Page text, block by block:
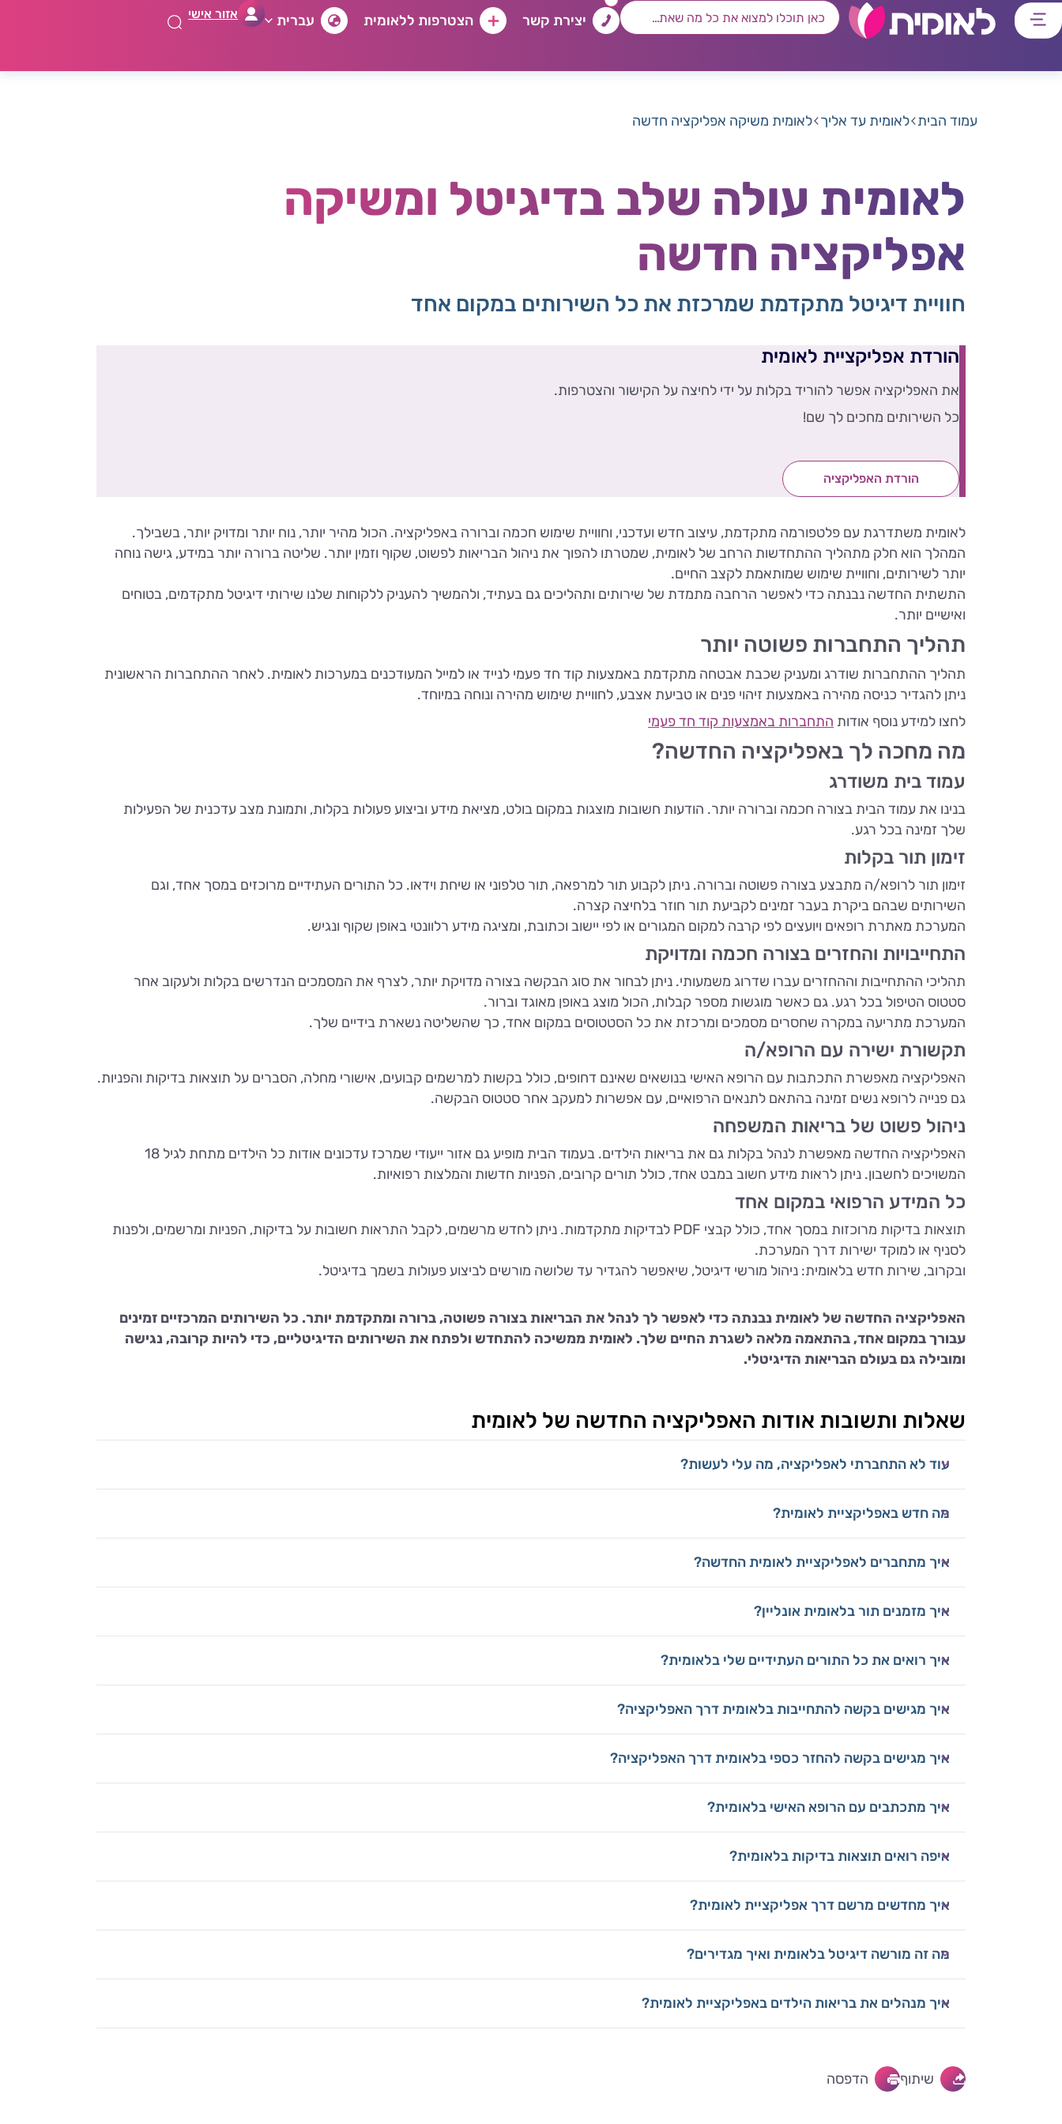
דלג
דלג
דלג
דלג
יצירת קשר הצטרפות ללאומית עברית אזור אישי
עמוד הבית לאומית עד אליך לאומית משיקה אפליקציה חדשה
לאומית עולה שלב בדיגיטל ומשיקה
אפליקציה חדשה
חוויית דיגיטל מתקדמת שמרכזת את כל השירותים במקום אחד
הורדת אפליקציית לאומית
את האפליקציה אפשר להוריד בקלות על ידי לחיצה על הקישור והצטרפות.
כל השירותים מחכים לך שם!
הורדת האפליקציה
לאומית משתדרגת עם פלטפורמה מתקדמת, עיצוב חדש ועדכני, וחוויית שימוש חכמה וברורה באפליקציה. הכול מהיר יותר, נוח יותר ומדויק יותר, בשבילך.
המהלך הוא חלק מתהליך ההתחדשות הרחב של לאומית, שמטרתו להפוך את ניהול הבריאות לפשוט, שקוף וזמין יותר. שליטה ברורה יותר במידע, גישה נוחה
יותר לשירותים, וחוויית שימוש שמותאמת לקצב החיים.
התשתית החדשה נבנתה כדי לאפשר הרחבה מתמדת של שירותים ותהליכים גם בעתיד, ולהמשיך להעניק ללקוחות שלנו שירותי דיגיטל מתקדמים, בטוחים
ואישיים יותר.
תהליך התחברות פשוטה יותר
תהליך ההתחברות שודרג ומעניק שכבת אבטחה מתקדמת באמצעות קוד חד פעמי לנייד או למייל המעודכנים במערכות לאומית. לאחר ההתחברות הראשונית
ניתן להגדיר כניסה מהירה באמצעות זיהוי פנים או טביעת אצבע, לחוויית שימוש מהירה ונוחה במיוחד.
לחצו למידע נוסף אודות התחברות באמצעות קוד חד פעמי
מה מחכה לך באפליקציה החדשה?
עמוד בית משודרג
בנינו את עמוד הבית בצורה חכמה וברורה יותר. הודעות חשובות מוצגות במקום בולט, מציאת מידע וביצוע פעולות בקלות, ותמונת מצב עדכנית של הפעילות
שלך זמינה בכל רגע.
זימון תור בקלות
זימון תור לרופא/ה מתבצע בצורה פשוטה וברורה. ניתן לקבוע תור למרפאה, תור טלפוני או שיחת וידאו. כל התורים העתידיים מרוכזים במסך אחד, וגם
השירותים שבהם ביקרת בעבר זמינים לקביעת תור חוזר בלחיצה קצרה.
המערכת מאתרת רופאים ויועצים לפי קרבה למקום המגורים או לפי יישוב וכתובת, ומציגה מידע רלוונטי באופן שקוף ונגיש.
התחייבויות והחזרים בצורה חכמה ומדויקת
תהליכי ההתחייבות וההחזרים עברו שדרוג משמעותי. ניתן לבחור את סוג הבקשה בצורה מדויקת יותר, לצרף את המסמכים הנדרשים בקלות ולעקוב אחר
סטטוס הטיפול בכל רגע. גם כאשר מוגשות מספר קבלות, הכול מוצג באופן מאוגד וברור.
המערכת מתריעה במקרה שחסרים מסמכים ומרכזת את כל הסטטוסים במקום אחד, כך שהשליטה נשארת בידיים שלך.
תקשורת ישירה עם הרופא/ה
האפליקציה מאפשרת התכתבות עם הרופא האישי בנושאים שאינם דחופים, כולל בקשות למרשמים קבועים, אישורי מחלה, הסברים על תוצאות בדיקות והפניות.
גם פנייה לרופא נשים זמינה בהתאם לתנאים הרפואיים, עם אפשרות למעקב אחר סטטוס הבקשה.
ניהול פשוט של בריאות המשפחה
האפליקציה החדשה מאפשרת לנהל בקלות גם את בריאות הילדים. בעמוד הבית מופיע גם אזור ייעודי שמרכז עדכונים אודות כל הילדים מתחת לגיל 18
המשויכים לחשבון. ניתן לראות מידע חשוב במבט אחד, כולל תורים קרובים, הפניות חדשות והמלצות רפואיות.
כל המידע הרפואי במקום אחד
תוצאות בדיקות מרוכזות במסך אחד, כולל קבצי PDF לבדיקות מתקדמות. ניתן לחדש מרשמים, לקבל התראות חשובות על בדיקות, הפניות ומרשמים, ולפנות
לסניף או למוקד ישירות דרך המערכת.
ובקרוב, שירות חדש בלאומית: ניהול מורשי דיגיטל, שיאפשר להגדיר עד שלושה מורשים לביצוע פעולות בשמך בדיגיטל.
האפליקציה החדשה של לאומית נבנתה כדי לאפשר לך לנהל את הבריאות בצורה פשוטה, ברורה ומתקדמת יותר. כל השירותים המרכזיים זמינים
עבורך במקום אחד, בהתאמה מלאה לשגרת החיים שלך. לאומית ממשיכה להתחדש ולפתח את השירותים הדיגיטליים, כדי להיות קרובה, נגישה
ומובילה גם בעולם הבריאות הדיגיטלי.
שאלות ותשובות אודות האפליקציה החדשה של לאומית
עוד לא התחברתי לאפליקציה, מה עלי לעשות?
מה חדש באפליקציית לאומית?
איך מתחברים לאפליקציית לאומית החדשה?
איך מזמנים תור בלאומית אונליין?
איך רואים את כל התורים העתידיים שלי בלאומית?
איך מגישים בקשה להתחייבות בלאומית דרך האפליקציה?
איך מגישים בקשה להחזר כספי בלאומית דרך האפליקציה?
איך מתכתבים עם הרופא האישי בלאומית?
איפה רואים תוצאות בדיקות בלאומית?
איך מחדשים מרשם דרך אפליקציית לאומית?
מה זה מורשה דיגיטל בלאומית ואיך מגדירים?
איך מנהלים את בריאות הילדים באפליקציית לאומית?
שיתוף הדפסה